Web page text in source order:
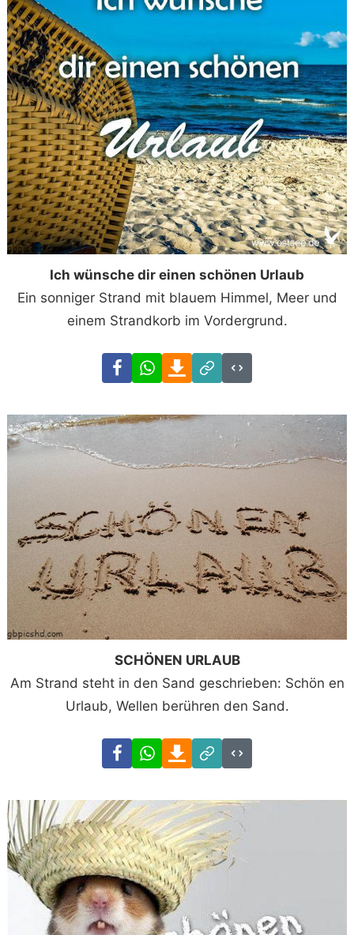
Ich wünsche dir einen schönen Urlaub
Ein sonniger Strand mit blauem Himmel, Meer und
einem Strandkorb im Vordergrund.
FacebookWhatsAppDownload
Link
Code
SCHÖNEN URLAUB
Am Strand steht in den Sand geschrieben: Schön en
Urlaub, Wellen berühren den Sand.
FacebookWhatsAppDownload
Link
Code